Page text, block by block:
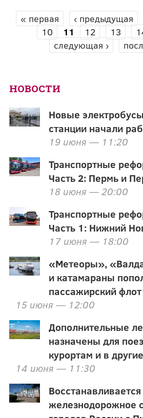
СТРАНИЦЫ
« первая ‹ предыдущая
10
11 12 13
следующая ›
НОВОСТИ
Новые
станции начали
19 июня — 11:20
Транспортные
Часть 2: Пермь и
18 июня — 20:00
Транспортные
Часть 1: Нижний
17 июня — 18:00
«Метеоры»,
и катамараны
пассажирский
15 июня — 12:00
Дополнительные
назначены для
курортам и в
14 июня — 11:30
Восстанавливается
железнодорожное